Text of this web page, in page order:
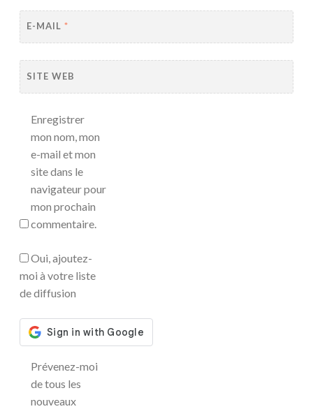
E-MAIL *
SITE WEB
Enregistrer
mon nom, mon
e-mail et mon
site dans le
navigateur pour
mon prochain
commentaire.
Oui, ajoutez-
moi à votre liste
de diffusion
Prévenez-moi
de tous les
nouveaux